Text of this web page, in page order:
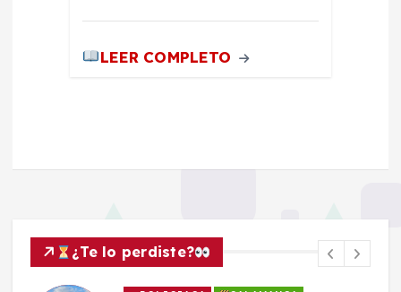
LEER COMPLETO
¿Te lo perdiste?